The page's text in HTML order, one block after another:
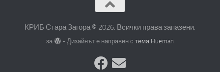
КРИБ Стара Загора © 2026. Всички права запазени.
за - Дизайнът е направен с тема Hueman